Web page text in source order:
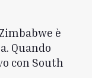
è
Quando
con South